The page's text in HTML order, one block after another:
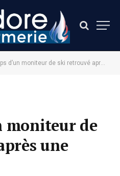
d’un moniteur de ski retrouvé après une avalanche
moniteur de
une